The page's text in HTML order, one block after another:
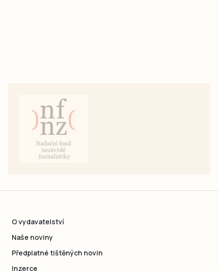
O vydavatelství
Naše noviny
Předplatné tištěných novin
Inzerce